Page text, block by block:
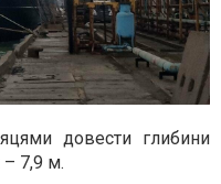
довести глибини
– 7,9 м.